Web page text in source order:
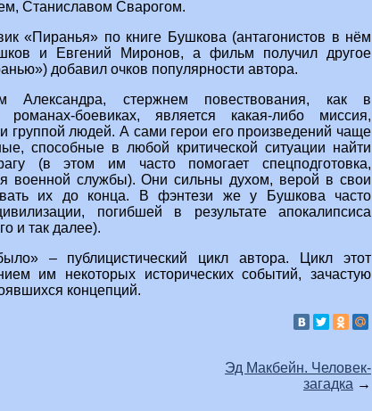
Станиславом Сварогом.
«Пиранья» по книге Бушкова (антагонистов в нём
и Евгений Миронов, а фильм получил другое
добавил очков популярности автора.
Александра, стержнем повествования, как в
боевиках, является какая-либо миссия,
группой людей. А сами герои его произведений чаще
способные в любой критической ситуации найти
(в этом им часто помогает спецподготовка,
военной службы). Они сильны духом, верой в свои
их до конца. В фэнтези же у Бушкова часто
погибшей в результате апокалипсиса
и так далее).
– публицистический цикл автора. Цикл этот
им некоторых исторических событий, зачастую
концепций.
Эд Макбейн. Человек-
загадка →